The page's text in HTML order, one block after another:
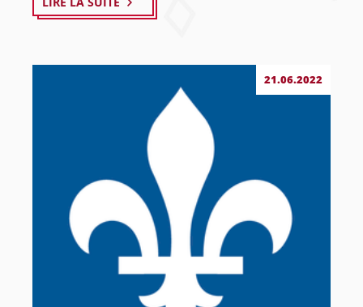
21.06.2022